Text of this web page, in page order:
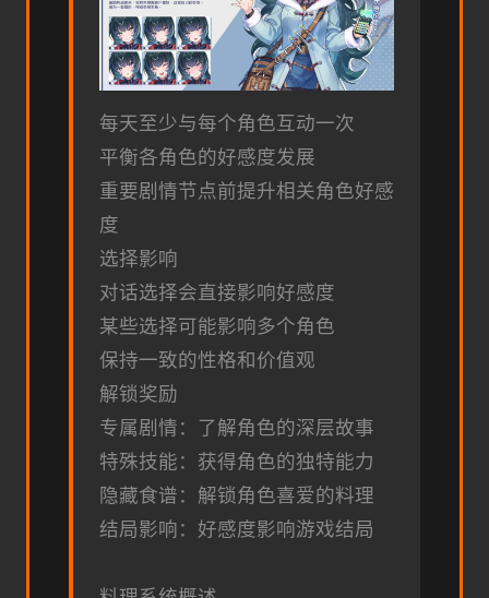
每天至少与每个角色互动一次
平衡各角色的好感度发展
重要剧情节点前提升相关角色好感
度
选择影响
对话选择会直接影响好感度
某些选择可能影响多个角色
保持一致的性格和价值观
解锁奖励
专属剧情：了解角色的深层故事
特殊技能：获得角色的独特能力
隐藏食谱：解锁角色喜爱的料理
结局影响：好感度影响游戏结局